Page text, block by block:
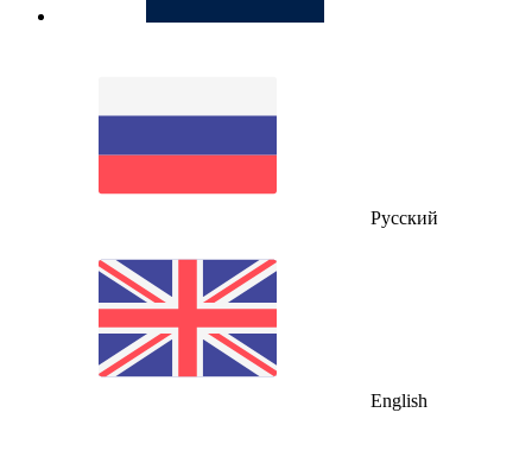
Русский
English